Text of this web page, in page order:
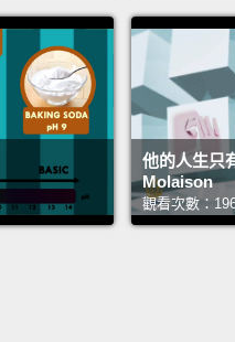
他的人生只
Molaison
觀看次數：